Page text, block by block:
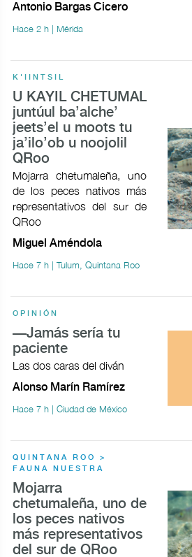
Antonio Bargas Cicero
Hace 2 h | Mérida
K'IINTSIL
U KAYIL CHETUMAL
juntúul ba’alche’
jeets’el u moots tu
ja’ilo’ob u noojolil
QRoo
Mojarra chetumaleña, uno
de los peces nativos más
representativos del sur de
QRoo
Miguel Améndola
Hace 7 h | Tulum, Quintana Roo
OPINIÓN
—Jamás sería tu
paciente
Las dos caras del diván
Alonso Marín Ramírez
Hace 7 h | Ciudad de México
QUINTANA ROO >
FAUNA NUESTRA
Mojarra
chetumaleña, uno de
los peces nativos
más representativos
del sur de QRoo